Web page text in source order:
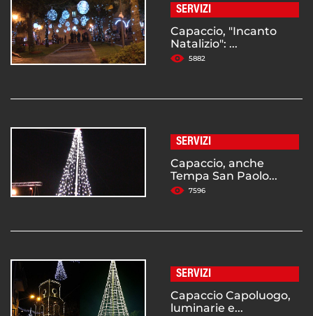
SERVIZI
Capaccio, "Incanto
Natalizio": ...
5882
SERVIZI
Capaccio, anche
Tempa San Paolo...
7596
SERVIZI
Capaccio Capoluogo,
luminarie e...